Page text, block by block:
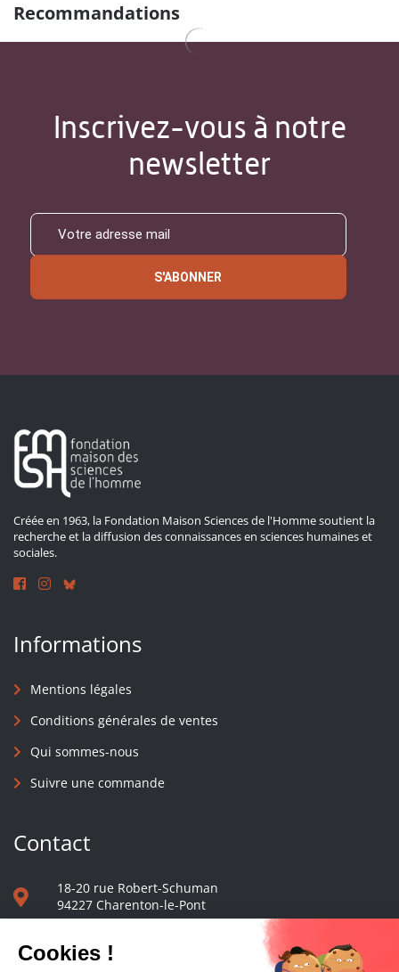
Recommandations
Inscrivez-vous à notre
newsletter
S'ABONNER
Créée en 1963, la Fondation Maison Sciences de l'Homme soutient la
recherche et la diffusion des connaissances en sciences humaines et
sociales.
Informations
Mentions légales
Conditions générales de ventes
Qui sommes-nous
Suivre une commande
Contact
18-20 rue Robert-Schuman
94227 Charenton-le-Pont